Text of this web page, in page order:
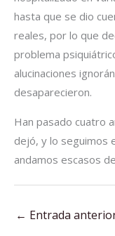
hasta que se dio
reales, por lo que
problema
alucinaciones
desaparecieron.
Han pasado cuatro
dejó, y lo seguimos
andamos escasos
← Entrada